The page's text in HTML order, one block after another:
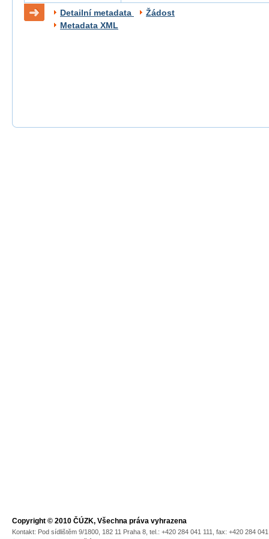
Detailní metadata
Žádost
Metadata XML
Copyright © 2010 ČÚZK, Všechna práva vyhrazena
Kontakt: Pod sídlištěm 9/1800, 182 11 Praha 8, tel.: +420 284 041 111, fax: +420 284